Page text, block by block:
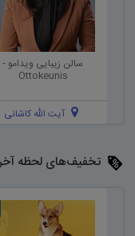
سالن زیبایی ویدامو -
Ottokeunis
آیت الله کاشانی
تخفیف‌های لحظه